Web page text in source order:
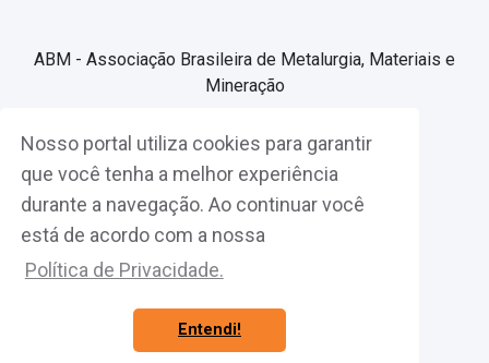
Nosso portal utiliza cookies para garantir
que você tenha a melhor experiência
durante a navegação. Ao continuar você
está de acordo com a nossa
Política de Privacidade.
Entendi!
ABM - Associação Brasileira de Metalurgia, Materiais e
Mineração
Associe-se
Fazer Login